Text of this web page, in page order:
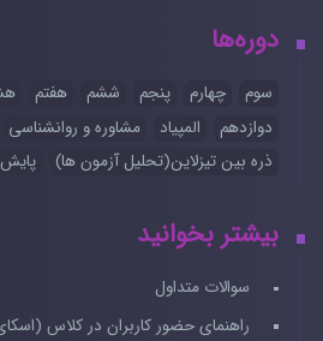
دوره‌ها
سوم چهارم پنجم ششم هفتم
دوازدهم
المپیاد مشاوره و روانشناسی
ذره بین تیزلاین(تحلیل آزمون ها)
بیشتر بخوانید
سوالات متداول
راهنمای حضور کاربران در کلاس